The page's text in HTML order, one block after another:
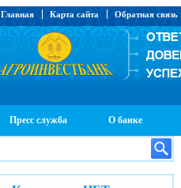
Главная Карта сайта Обратная связь
Пресс служба О банке